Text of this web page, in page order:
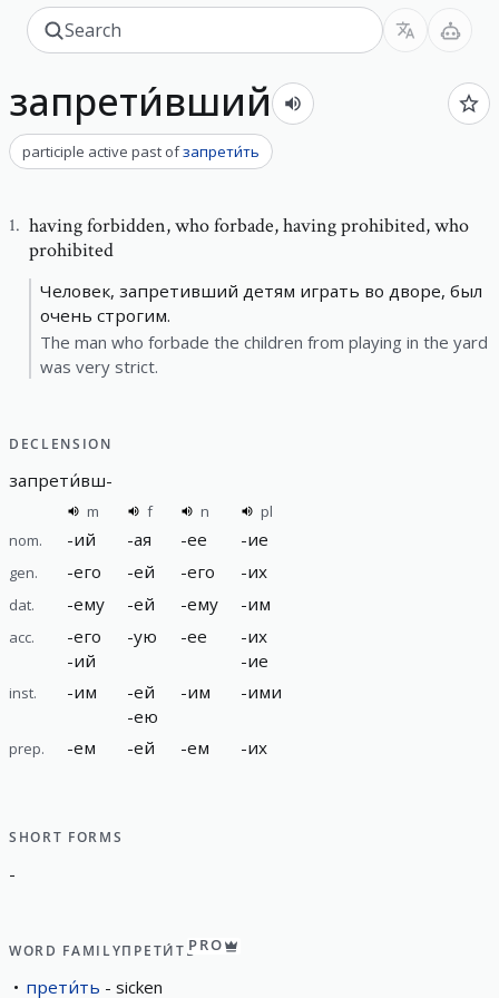
запрети́вший
participle active past ofзапрети́ть
1. having forbidden,who forbade, having prohibited, who
prohibited
Человек, запретивший детям играть во дворе, был
очень строгим.
The man who forbade the children from playing in the yard
was very strict.
DECLENSION
запрети́вш-
m f n
pl
nom.
-ий -ая -ее -ие
gen. -его -ей -его -их
dat. -ему -ей -ему -им
acc. -его
-ий
-ую -ее -их
-ие
inst. -им -ей
-ею
-им -ими
prep. -ем -ей -ем -их
SHORT FORMS
-
WORD FAMILYПРЕТИ́ТЬPRO
прети́ть sicken